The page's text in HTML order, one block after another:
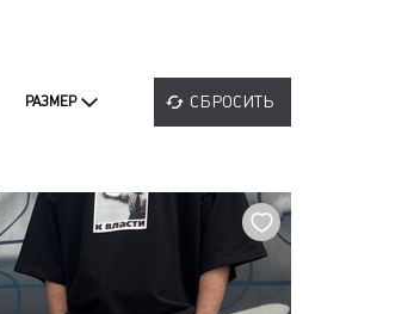
РАЗМЕР СБРОСИТЬ